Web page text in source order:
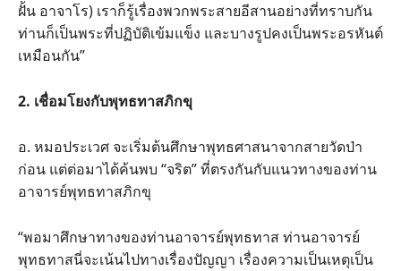
ฝั้น อาจาโร) เราก็รู้เรื่องพวกพระสายอีสานอย่างที่ทราบกัน
ท่านก็เป็นพระที่ปฏิบัติเข้มแข็ง และบางรูปคงเป็นพระอรหันต์
เหมือนกัน”
2. เชื่อมโยงกับพุทธทาสภิกขุ
อ. หมอประเวศ จะเริ่มต้นศึกษาพุทธศาสนาจากสายวัดป่า
ก่อน แต่ต่อมาได้ค้นพบ “จริต” ที่ตรงกันกับแนวทางของท่าน
อาจารย์พุทธทาสภิกขุ
“พอมาศึกษาทางของท่านอาจารย์พุทธทาส ท่านอาจารย์
พุทธทาสนี่จะเน้นไปทางเรื่องปัญญา เรื่องความเป็นเหตุเป็น